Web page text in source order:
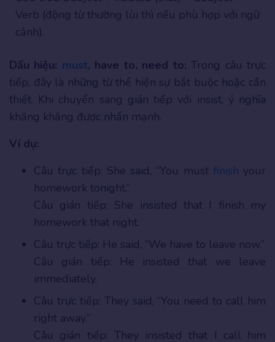
Verb (động từ thường lùi thì nếu phù hợp với ngữ
cảnh).
Dấu hiệu: must, have to, need to:Trong câu trực
tiếp, đây là những từ thể hiện sự bắt buộc hoặc cần
thiết. Khi chuyển sang gián tiếp với insist, ý nghĩa
khăng khăng được nhấn mạnh.
Ví dụ:
Câu trực tiếp: She said, “You must finish your
homework tonight.”
Câu gián tiếp: She insisted that I finish my
homework that night.
Câu trực tiếp: He said, “We have to leave now.”
Câu gián tiếp: He insisted that we leave
immediately.
Câu trực tiếp: They said, “You need to call him
right away.”
Câu gián tiếp: They insisted that I call him